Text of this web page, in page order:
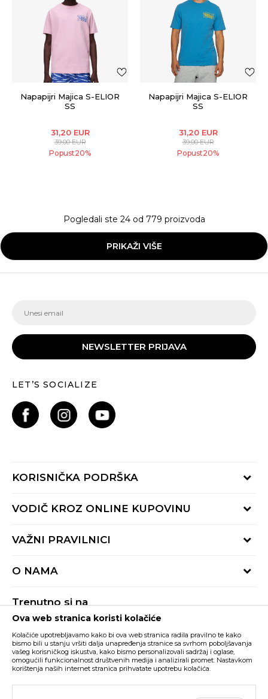
Napapijri Majica S-ELIOR
SS
31,20 EUR
39,00EUR
Popust20%
Napapijri Majica S-ELIOR
SS
31,20 EUR
39,00EUR
Popust20%
Pogledali ste 24od 779 proizvoda
PRIKAŽI VIŠE
NEWSLETTER PRIJAVA
LET’S SOCIALIZE
KORISNIČKA PODRŠKA
Provjeri status porudžbine
Radno vrijeme 9-16h
VODIČ KROZ ONLINE KUPOVINU
Načini isporuke
Reklamacije
VAŽNI PRAVILNICI
Pravila Sport&Bonus programa
O NAMA
BUZZ Shopovi
Postani dio BUZZ tima
Trenutno si na
Buzz Crna Gora PROMIJENI
Nastojimo da budemo što precizniji u opisu proizvoda, prikazu slika i samih
cijena, ali ne možemo garantovati da su sve informacije kompletne i bez
grešaka. Svi artikli prikazani na sajtu su dio naše ponude i ne podrazumijeva da
su dostupni u svakom trenutku. Raspoloživost robe možete provjeriti pozivom
Ova web stranica koristi kolačiće
Kolačiće upotrebljavamo kako bi ova web stranica radila pravilno te kako
bismo bili u stanju vršiti dalja unapređenja stranice sa svrhom poboljšavanja
vašeg korisničkog iskustva, kako bismo personalizovali sadržaj i oglase,
omogućili funkcionalnost društvenih medija i analizirali promet. Nastavkom
korištenja naših internet stranica prihvatate upotrebu kolačića.